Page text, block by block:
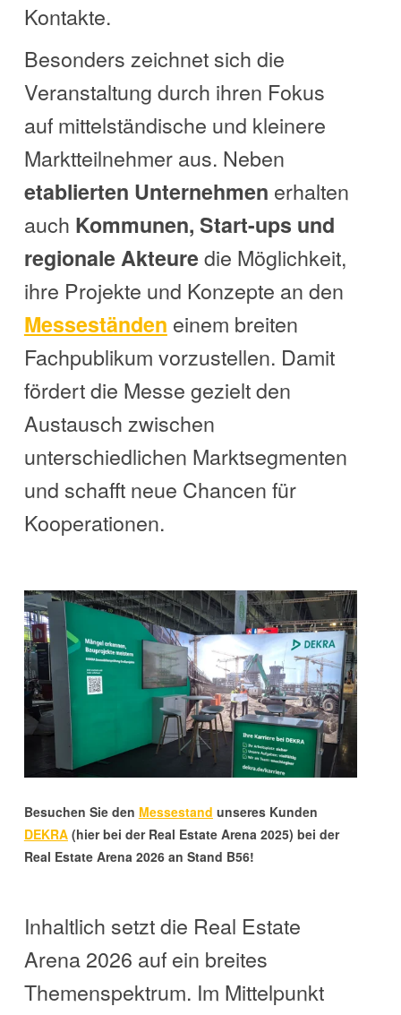
Kontakte.
Besonders zeichnet sich die
Veranstaltung durch ihren Fokus
auf mittelständische und kleinere
Marktteilnehmer aus. Neben
etablierten Unternehmen erhalten
auch Kommunen, Start-ups und
regionale Akteuredie Möglichkeit,
ihre Projekte und Konzepte an den
Messeständen einem breiten
Fachpublikum vorzustellen. Damit
fördert die Messe gezielt den
Austausch zwischen
unterschiedlichen Marktsegmenten
und schafft neue Chancen für
Kooperationen.
Besuchen Sie den Messestand unseres Kunden
DEKRA(hier bei der Real Estate Arena 2025) bei der
Real Estate Arena 2026an Stand B56!
Inhaltlich setzt die Real Estate
Arena 2026 auf ein breites
Themenspektrum. Im Mittelpunkt